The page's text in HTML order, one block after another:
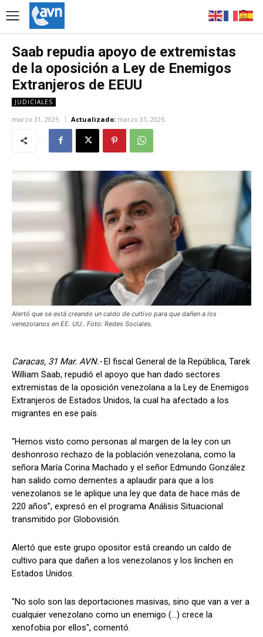
Saab repudia apoyo de extremistas
de la oposición a Ley de Enemigos
Extranjeros de EEUU
JUDICIALES
marzo 31, 2025 Actualizado: marzo 31, 2025
Alertó que se está creando un caldo de cultivo para que dañen a los
venezolanos en EE. UU.. Foto: Redes Sociales.
Caracas, 31 Mar. AVN.-El fiscal General de la República, Tarek
William Saab, repudió el apoyo que han dado sectores
extremistas de la oposición venezolana a la Ley de Enemigos
Extranjeros de Estados Unidos, la cual ha afectado a los
migrantes en ese país.
“Hemos visto como personas al margen de la ley con un
deshonroso rechazo de la población venezolana, como la
señora María Corina Machado y el señor Edmundo González
han salido como dementes a aplaudir para que a los
venezolanos se le aplique una ley que data de hace más de
220 años”, expresó en el programa Análisis Situacional
transmitido por Globovisión.
Alertó que este grupo opositor está creando un caldo de
cultivo para que dañen a los venezolanos y los linchen en
Estados Unidos.
"No solo son las deportaciones masivas, sino que van a ver a
cualquier venezolano como un enemigo (...) crece la
xenofobia por ellos", comentó.